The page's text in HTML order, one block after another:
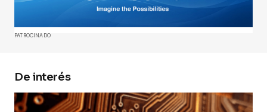
Comment*
Your Name*
PATROCINADO
De interés